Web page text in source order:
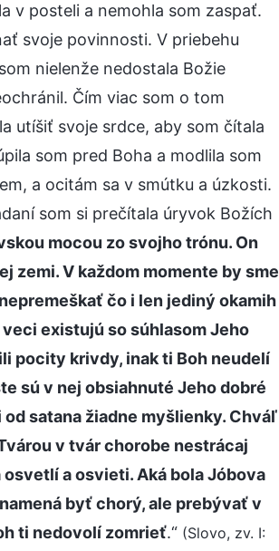
v posteli a nemohla som zaspať.
svoje povinnosti. V priebehu
nielenže nedostala Božie
Čím viac som o tom
utíšiť svoje srdce, aby som čítala
som pred Boha a modlila som
a ocitám sa v smútku a úzkosti.
som si prečítala úryvok Božích
mocou zo svojho trónu. On
zemi. V každom momente by sme
čo i len jediný okamih
existujú so súhlasom Jeho
pocity krivdy, inak ti Boh neudelí
sú v nej obsiahnuté Jeho dobré
satana žiadne myšlienky. Chváľ
v tvár chorobe nestrácaj
a osvieti. Aká bola Jóbova
byť chorý, ale prebývať v
ti nedovolí zomrieť.“ (Slovo, zv. I: